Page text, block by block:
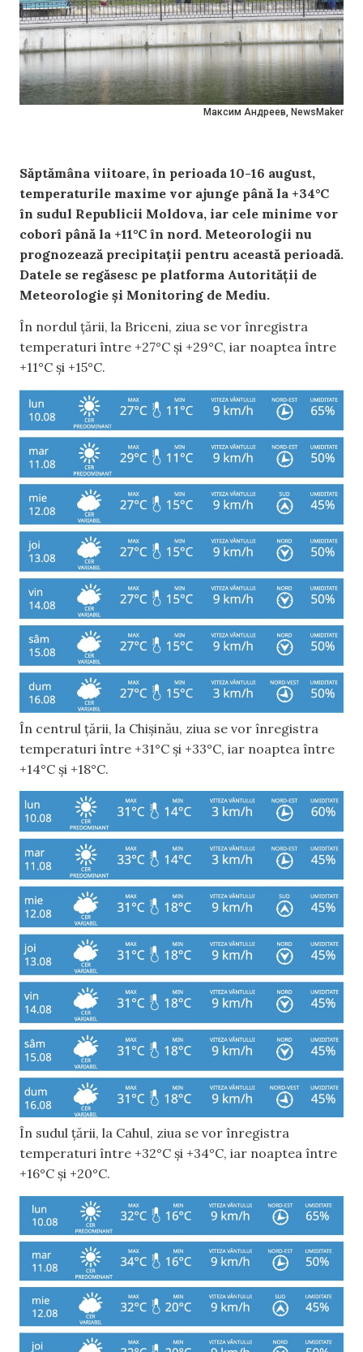
Максим Андреев, NewsMaker
Săptămâna viitoare, în perioada 10-16 august,
temperaturile maxime vor ajunge până la +34°C
în sudul Republicii Moldova, iar cele minime vor
coborî până la +11°C în nord. Meteorologii nu
prognozează precipitații pentru această perioadă.
Datele se regăsesc pe platforma Autorității de
Meteorologie și Monitoring de Mediu.
În nordul țării, la Briceni, ziua se vor înregistra
temperaturi între +27°C și +29°C, iar noaptea între
+11°C și +15°C.
În centrul țării, la Chișinău, ziua se vor înregistra
temperaturi între +31°C și +33°C, iar noaptea între
+14°C și +18°C.
În sudul țării, la Cahul, ziua se vor înregistra
temperaturi între +32°C și +34°C, iar noaptea între
+16°C și +20°C.